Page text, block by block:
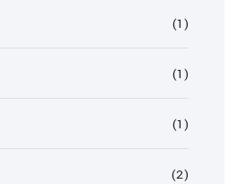
(1)
(1)
(1)
(2)